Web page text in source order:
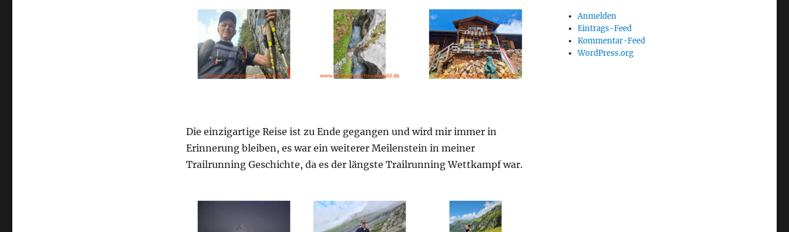
Die einzigartige Reise ist zu Ende gegangen und wird mir immer in
Erinnerung bleiben, es war ein weiterer Meilenstein in meiner
Trailrunning Geschichte, da es der längste Trailrunning Wettkampf war.
Anmelden
Eintrags-Feed
Kommentar-Feed
WordPress.org